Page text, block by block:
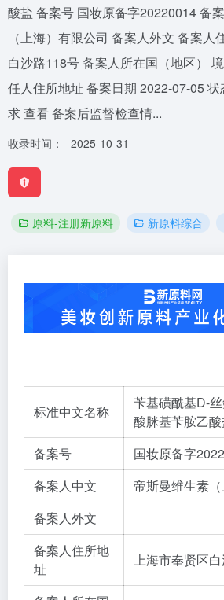
酸盐 备案号 国妆原备字20220014 备
（上海）有限公司 备案人外文 备案人
白沙路118号 备案人所在国（地区）
任人住所地址 备案日期 2022-07-05
求 查看 备案后监督检查情...
收录时间： 2025-10-31
原料-注册新原料 新原料综合
标准中文名称
苄基磺酰基D-
酸脒基苄胺乙
备案号
国妆原备字
备案人中文
帝斯曼维生素
备案人外文
备案人住所地
址
上海市奉贤区